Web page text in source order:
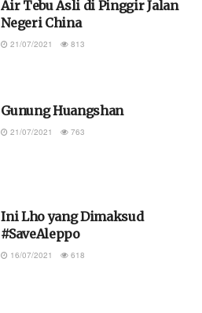
Air Tebu Asli di Pinggir Jalan
Negeri China
21/07/2021 813
Gunung Huangshan
21/07/2021 763
Ini Lho yang Dimaksud
#SaveAleppo
16/07/2021 618